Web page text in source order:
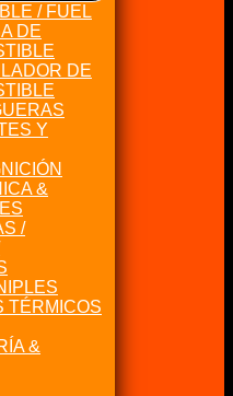
/ FUEL
DE
DE
Y
&
/
TÉRMICOS
&